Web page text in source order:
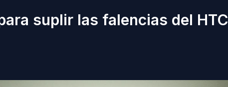
suplir las falencias del HTC